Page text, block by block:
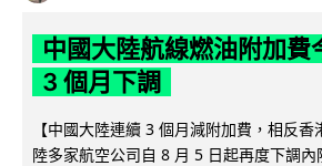
中國大陸航線燃油附加費
3 個月下調
【中國大陸連續 3 個月減附加費，相反
陸多家航空公司自 8 月 5 日起再度下調內